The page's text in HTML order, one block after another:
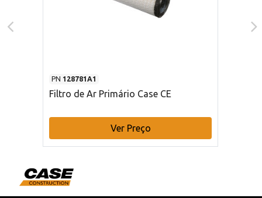
PN 128781A1
Filtro de Ar Primário Case CE
Ver Preço